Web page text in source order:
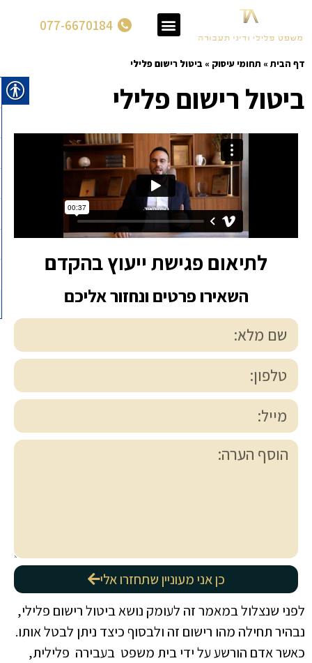
077-6670184
דף הבית » תחומי עיסוק » ביטול רישום פלילי
ביטול רישום פלילי
לתיאום פגישת ייעוץ בהקדם
השאירו פרטים ונחזור אליכם
כן אני מעוניין שתחזרו אלי
לפני שנצלול במאמר זה לעומק נושא ביטול רישום פלילי,
נבהיר תחילה מהו רישום זה ולבסוף כיצד ניתן לבטל אותו.
כאשר אדם הורשע על ידי בית משפט בעבירה פלילית,